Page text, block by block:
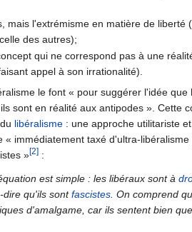
mais l'extrémisme en matière de liberté
des autres);
qui ne correspond pas à une
appel à son irrationalité).
le font « pour suggérer l'idée que
sont en réalité aux antipodes ». Cette
libéralisme : une approche utilitariste
« immédiatement taxé d'ultra-libéralisme
»[2] :
est simple : les libéraux sont à
dire qu'ils sontfascistes. On comprend
d'amalgame, car ils sentent bien